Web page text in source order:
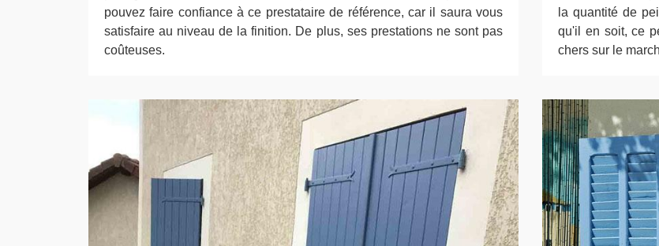
pouvez faire confiance à ce prestataire de référence, car il saura vous
satisfaire au niveau de la finition. De plus, ses prestations ne sont pas
coûteuses.
la quantité de
qu'il en soit, ce
chers sur le